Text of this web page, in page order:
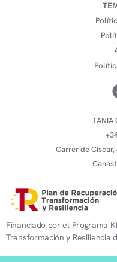
TANIA
Carrer de Ciscar,
Financiado por el Programa
Transformación y Resiliencia